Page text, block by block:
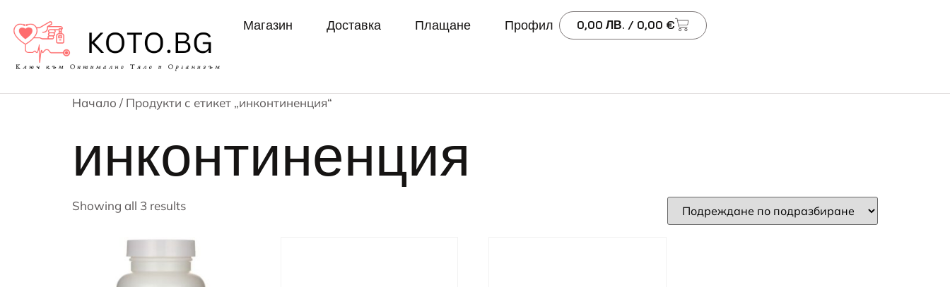
Магазин Доставка Плащане Профил 0,00 ЛВ. / 0,00 €
Начало / Продукти с етикет „инконтиненция“
инконтиненция
Showing all 3 results